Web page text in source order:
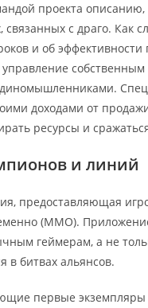
проекта
с драго. Как
и об
доходами от
ресурсы и
и линий
предоставляющая
(MMO).
геймерам, а не
в битвах альянсов.
первые